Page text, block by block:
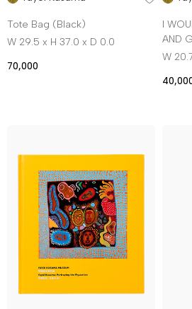
Tote Bag (Black)
W 29.5 x H 37.0 x D 0.0
70,000
I
AND
W